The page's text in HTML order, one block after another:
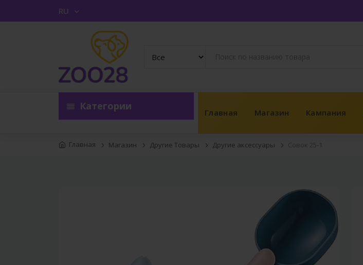
RU
Категории
Главная Магазин Кампания
Главная Магазин Другие Товары Другие аксессуары Совок 25-1